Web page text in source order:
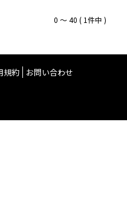
0 〜 40 ( 1件中 )
規約 お問い合わせ